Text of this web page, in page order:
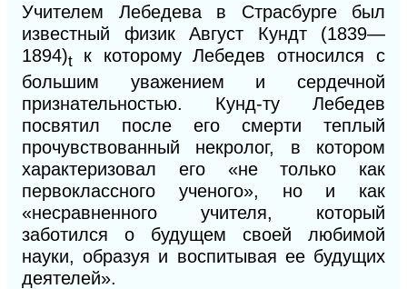
Учителем Лебедева в Страсбурге был
известный физик Август Кундт (1839—
1894)t к которому Лебедев относился с
большим уважением и сердечной
признательностью. Кунд-ту Лебедев
посвятил после его смерти теплый
прочувствованный некролог, в котором
характеризовал его «не только как
первоклассного ученого», но и как
«несравненного учителя, который
заботился о будущем своей любимой
науки, образуя и воспитывая ее будущих
деятелей».